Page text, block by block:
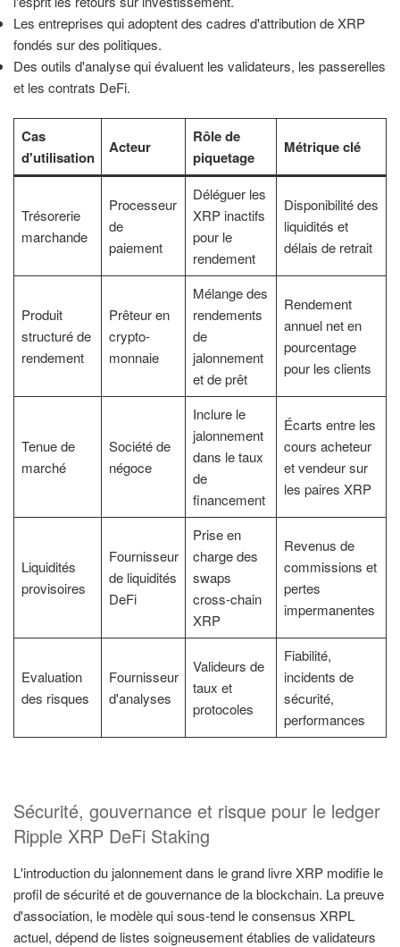
Les entreprises qui adoptent des cadres d'attribution de XRP
fondés sur des politiques.
Des outils d'analyse qui évaluent les validateurs, les passerelles
et les contrats DeFi.
Cas
d'utilisation
Acteur
Rôle de
piquetage
Métrique clé
Trésorerie
marchande
Processeur
de
paiement
Déléguer les
XRP inactifs
pour le
rendement
Disponibilité des
liquidités et
délais de retrait
Produit
structuré de
rendement
Prêteur en
crypto-
monnaie
Mélange des
rendements
de
jalonnement
et de prêt
Rendement
annuel net en
pourcentage
pour les clients
Tenue de
marché
Société de
négoce
Inclure le
jalonnement
dans le taux
de
financement
Écarts entre les
cours acheteur
et vendeur sur
les paires XRP
Liquidités
provisoires
Fournisseur
de liquidités
DeFi
Prise en
charge des
swaps
cross-chain
XRP
Revenus de
commissions et
pertes
impermanentes
Evaluation
des risques
Fournisseur
d'analyses
Valideurs de
taux et
protocoles
Fiabilité,
incidents de
sécurité,
performances
Sécurité, gouvernance et risque pour le ledger
Ripple XRP DeFi Staking
L'introduction du jalonnement dans le grand livre XRP modifie le
profil de sécurité et de gouvernance de la blockchain. La preuve
d'association, le modèle qui sous-tend le consensus XRPL
actuel, dépend de listes soigneusement établies de validateurs